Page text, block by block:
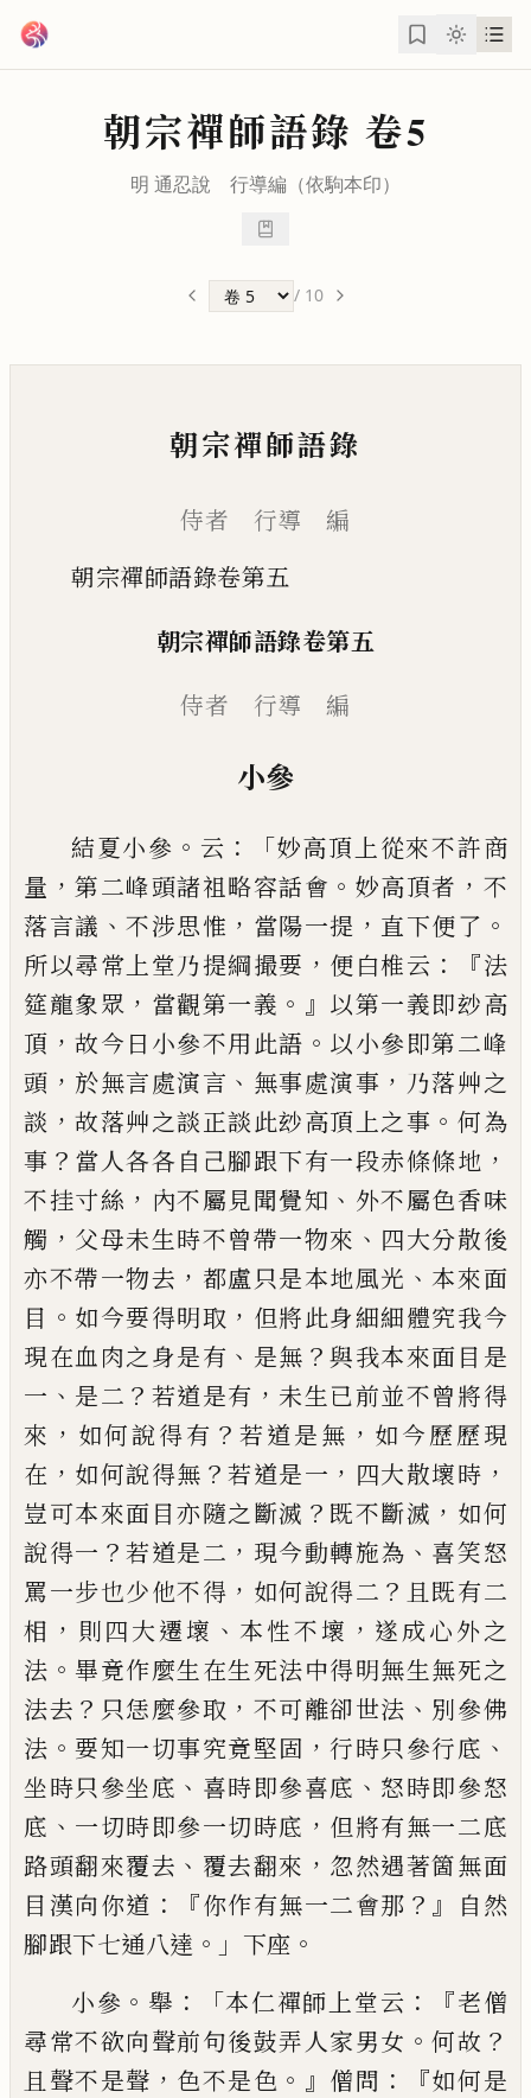
朝宗禪師語錄 卷5
明 通忍說 行導編（依駒本印）
/ 10
朝宗禪師語錄
侍者 行導 編
朝宗禪師語錄卷第五
朝宗禪師語錄卷第五
侍者 行導 編
小參
結夏小參 。 云 ：「妙高頂上從來不許商
量 ，第二峰頭諸祖略容話會 。 妙高頂者 ， 不
落言議 、不涉思惟 ， 當陽一提 ， 直下便了 。
所以尋常上堂乃提綱撮要 ， 便白椎云 ： 『法
筵龍象眾 ， 當觀第一義 。』 以第一義即玅高
頂 ，故今 日小參不用此語 。 以小參即第二峰
頭 ， 於無言處演言 、 無事處演事 ， 乃落艸之
談 ，故落艸之談正談此玅高頂上之事 。 何為
事 ？ 當人各各自己腳跟下有一段赤條條地 ，
不挂寸絲 ， 內不屬見聞覺知 、 外不屬色香味
觸 ， 父母未生時不曾帶一物來 、 四大分散後
亦不帶一物去 ， 都盧只是本地風光 、本來面
目 。 如今要得明取 ， 但將此身細細體究我今
現在血肉之身是有 、 是無 ？與我本來面目是
一 、 是二 ？ 若道是有 ， 未生已前並不曾將得
來 ， 如何說得有 ？若道是無 ， 如今歷歷現
在 ， 如何說得無 ？若道是一 ， 四大散壞時 ，
豈可本來面目亦隨之斷滅 ？ 既不斷滅 ， 如何
說得一 ？若道是二 ， 現今動轉施為 、 喜笑怒
罵一步也少他不得 ， 如何說得二 ？ 且既有二
相 ， 則四大遷壞 、本性不壞 ， 遂成心外之
法 。 畢竟作麼生在生死法中得明無生無死之
法去 ？ 只恁麼參取 ， 不可離卻世法 、 別參佛
法 。要知一切事究竟堅固 ，行時只參行底 、
坐時只參坐底 、 喜時即參喜底 、 怒時即參怒
底 、 一切時即參一切時底 ， 但將有無一二底
路頭翻來覆去 、 覆去翻來 ， 忽然遇著箇無面
目漢向你道 ：『你作有無一二會那 ？』
自然
腳跟下七通八達 。」 下座 。
小參 。 舉 ：「本仁禪師上堂云 ：『老僧
尋常不欲向聲前句後鼓弄人家男女 。何故 ？
且聲不是聲 ， 色不是色 。』 僧問 ： 『如何是